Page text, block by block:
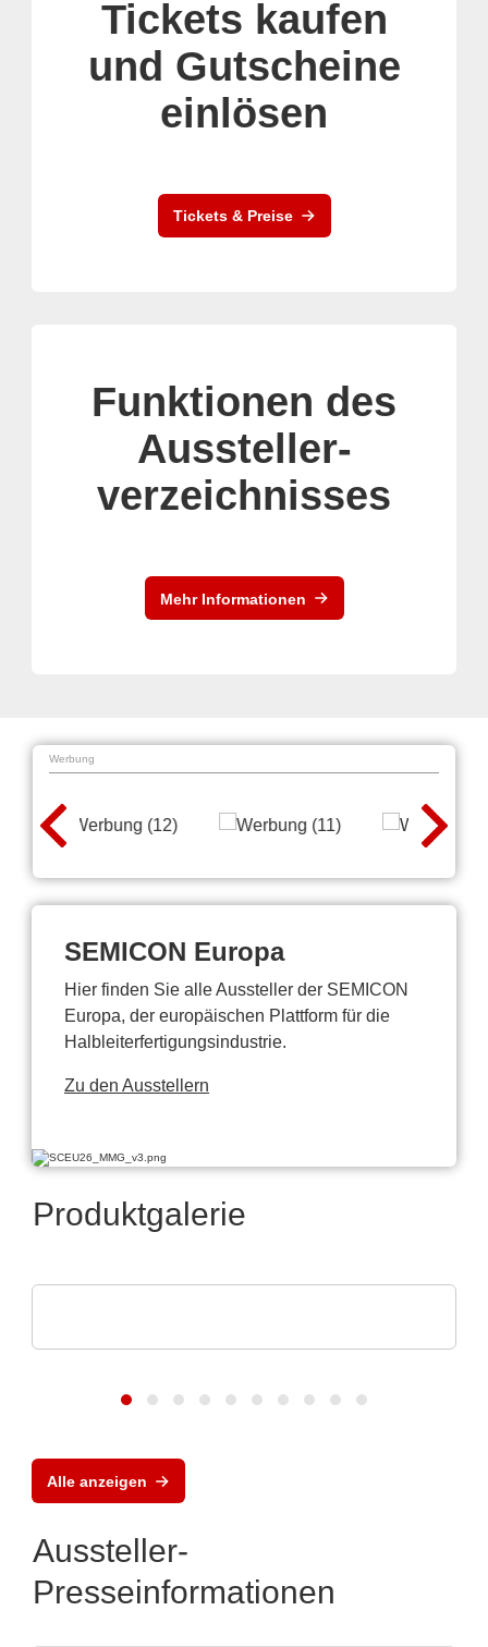
Tickets kaufen
und Gutscheine
einlösen
Tickets & Preise
Funktionen des
Aussteller-
verzeichnisses
Mehr Informationen
Werbung
SEMICON Europa
Hier finden Sie alle Aussteller der SEMICON
Europa, der europäischen Plattform für die
Halbleiterfertigungsindustrie.
Zu den Ausstellern
Produktgalerie
Alle anzeigen
Aussteller-
Presseinformationen